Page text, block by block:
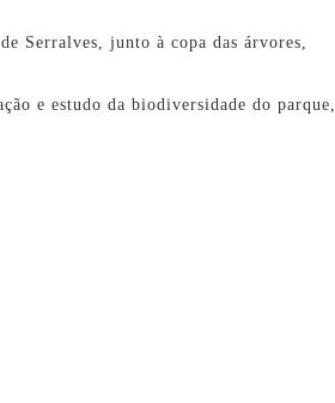
Serralves, junto à copa das árvores,
e estudo da biodiversidade do parque,